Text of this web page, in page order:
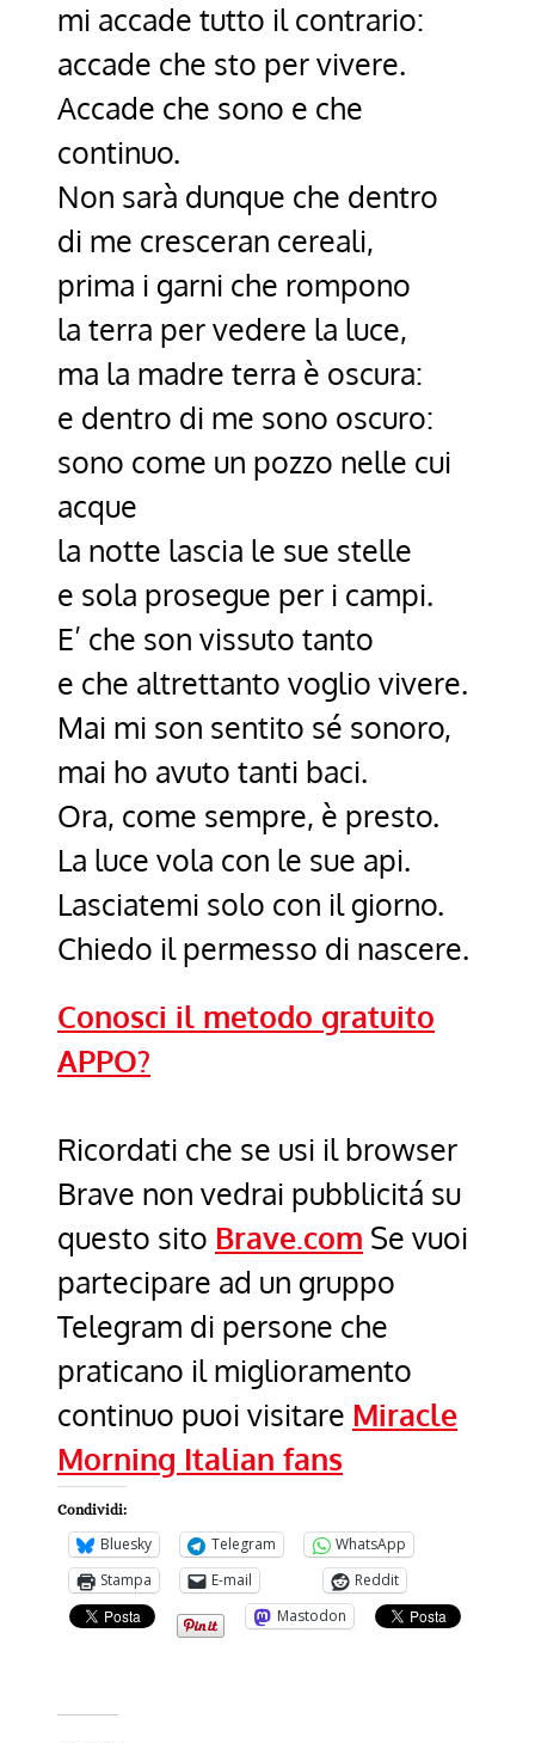
mi accade tutto il contrario:
accade che sto per vivere.
Accade che sono e che
continuo.
Non sarà dunque che dentro
di me cresceran cereali,
prima i garni che rompono
la terra per vedere la luce,
ma la madre terra è oscura:
e dentro di me sono oscuro:
sono come un pozzo nelle cui
acque
la notte lascia le sue stelle
e sola prosegue per i campi.
E’ che son vissuto tanto
e che altrettanto voglio vivere.
Mai mi son sentito sé sonoro,
mai ho avuto tanti baci.
Ora, come sempre, è presto.
La luce vola con le sue api.
Lasciatemi solo con il giorno.
Chiedo il permesso di nascere.
Conosci il metodo gratuito
APPO?
Ricordati che se usi il browser
Brave non vedrai pubblicitá su
questo sito Brave.com Se vuoi
partecipare ad un gruppo
Telegram di persone che
praticano il miglioramento
continuo puoi visitare Miracle
Morning Italian fans
Condividi:
Bluesky Telegram
WhatsApp
Stampa
E-mail
Reddit
Mastodon